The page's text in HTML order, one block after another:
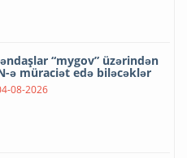
“mygov” üzərindən
ə müraciət edə biləcəklər
08-2026